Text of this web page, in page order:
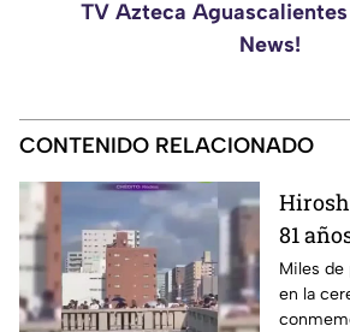
TV Azteca
News!
CONTENIDO RELACIONADO
81
de
Miles de
en la